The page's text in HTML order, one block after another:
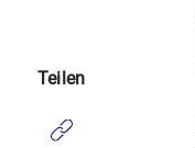
Teilen